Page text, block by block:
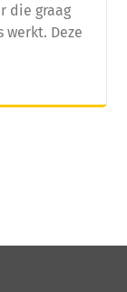
die graag
Deze